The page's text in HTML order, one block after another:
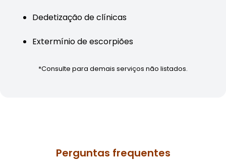
Dedetização de clínicas
Extermínio de escorpiões
*Consulte para demais serviços não listados.
Perguntas frequentes